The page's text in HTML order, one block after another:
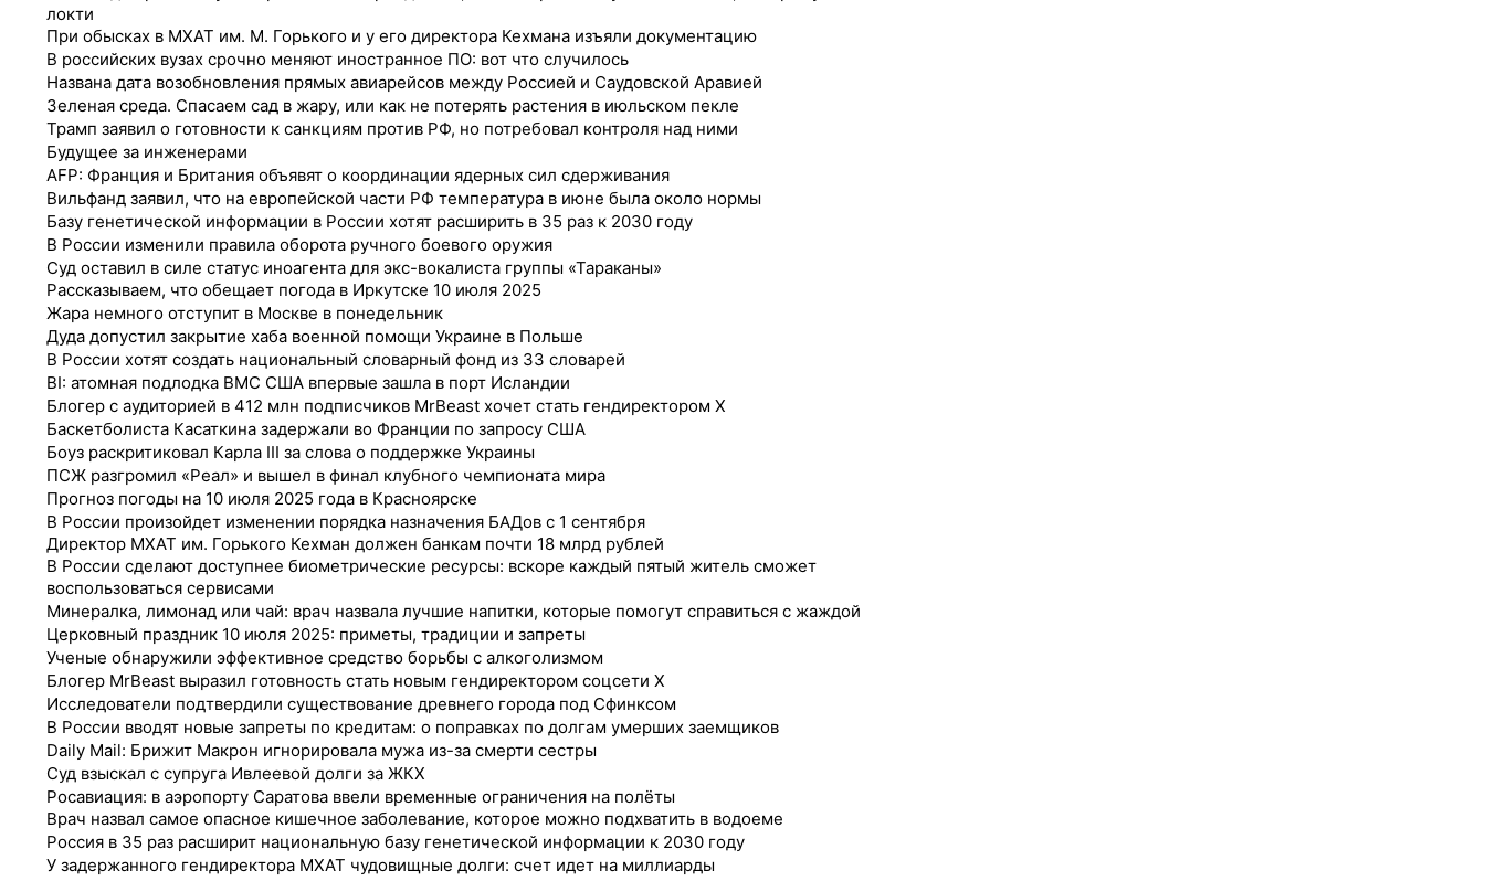
локти
При обысках в МХАТ им. М. Горького и у его директора Кехмана изъяли документацию
В российских вузах срочно меняют иностранное ПО: вот что случилось
Названа дата возобновления прямых авиарейсов между Россией и Саудовской Аравией
Зеленая среда. Спасаем сад в жару, или как не потерять растения в июльском пекле
Трамп заявил о готовности к санкциям против РФ, но потребовал контроля над ними
Будущее за инженерами
AFP: Франция и Британия объявят о координации ядерных сил сдерживания
Вильфанд заявил, что на европейской части РФ температура в июне была около нормы
Базу генетической информации в России хотят расширить в 35 раз к 2030 году
В России изменили правила оборота ручного боевого оружия
Суд оставил в силе статус иноагента для экс-вокалиста группы «Тараканы»
Рассказываем, что обещает погода в Иркутске 10 июля 2025
Жара немного отступит в Москве в понедельник
Дуда допустил закрытие хаба военной помощи Украине в Польше
В России хотят создать национальный словарный фонд из 33 словарей
BI: атомная подлодка ВМС США впервые зашла в порт Исландии
Блогер с аудиторией в 412 млн подписчиков MrBeast хочет стать гендиректором Х
Баскетболиста Касаткина задержали во Франции по запросу США
Боуз раскритиковал Карла III за слова о поддержке Украины
ПСЖ разгромил «Реал» и вышел в финал клубного чемпионата мира
Прогноз погоды на 10 июля 2025 года в Красноярске
В России произойдет изменении порядка назначения БАДов с 1 сентября
Директор МХАТ им. Горького Кехман должен банкам почти 18 млрд рублей
В России сделают доступнее биометрические ресурсы: вскоре каждый пятый житель сможет
воспользоваться сервисами
Минералка, лимонад или чай: врач назвала лучшие напитки, которые помогут справиться с жаждой
Церковный праздник 10 июля 2025: приметы, традиции и запреты
Ученые обнаружили эффективное средство борьбы с алкоголизмом
Блогер MrBeast выразил готовность стать новым гендиректором соцсети X
Исследователи подтвердили существование древнего города под Сфинксом
В России вводят новые запреты по кредитам: о поправках по долгам умерших заемщиков
Daily Mail: Брижит Макрон игнорировала мужа из-за смерти сестры
Суд взыскал с супруга Ивлеевой долги за ЖКХ
Росавиация: в аэропорту Саратова ввели временные ограничения на полёты
Врач назвал самое опасное кишечное заболевание, которое можно подхватить в водоеме
Россия в 35 раз расширит национальную базу генетической информации к 2030 году
У задержанного гендиректора МХАТ чудовищные долги: счет идет на миллиарды